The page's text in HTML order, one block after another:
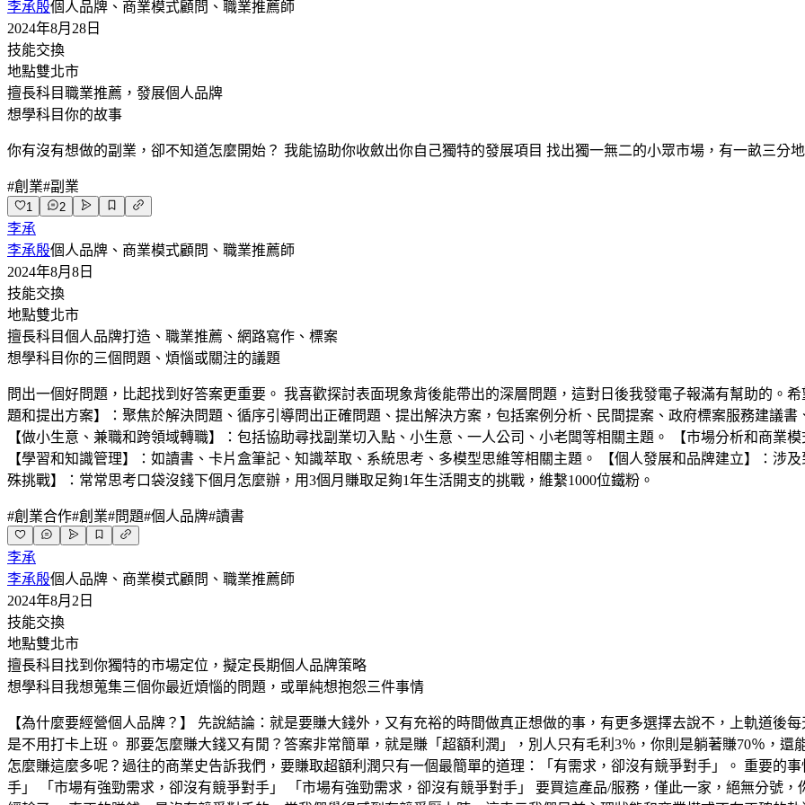
李承殷個人品牌、商業模式顧問、職業推薦師
2024年8月28日
技能交換
地點雙北市
擅長科目職業推薦，發展個人品牌
想學科目你的故事
你有沒有想做的副業，卻不知道怎麼開始？ 我能協助你收斂出你自己獨特的發展項目 找出獨一無二的小眾市場，有一畝三分
#創業#副業
1 2
李承
李承殷個人品牌、商業模式顧問、職業推薦師
2024年8月8日
技能交換
地點雙北市
擅長科目個人品牌打造、職業推薦、網路寫作、標案
想學科目你的三個問題、煩惱或關注的議題
問出一個好問題，比起找到好答案更重要。 我喜歡探討表面現象背後能帶出的深層問題，這對日後我發電子報滿有幫助的。
題和提出方案】：聚焦於解決問題、循序引導問出正確問題、提出解決方案，包括案例分析、民間提案、政府標案服務建議
【做小生意、兼職和跨領域轉職】：包括協助尋找副業切入點、小生意、一人公司、小老闆等相關主題。 【市場分析和商業
【學習和知識管理】：如讀書、卡片盒筆記、知識萃取、系統思考、多模型思維等相關主題。 【個人發展和品牌建立】：涉
殊挑戰】：常常思考口袋沒錢下個月怎麼辦，用3個月賺取足夠1年生活開支的挑戰，維繫1000位鐵粉。
#創業合作#創業#問題#個人品牌#讀書
李承
李承殷個人品牌、商業模式顧問、職業推薦師
2024年8月2日
技能交換
地點雙北市
擅長科目找到你獨特的市場定位，擬定長期個人品牌策略
想學科目我想蒐集三個你最近煩惱的問題，或單純想抱怨三件事情
【為什麼要經營個人品牌？】 先說結論：就是要賺大錢外，又有充裕的時間做真正想做的事，有更多選擇去說不，上軌道後
是不用打卡上班。 那要怎麼賺大錢又有閒？答案非常簡單，就是賺「超額利潤」，別人只有毛利3％，你則是躺著賺70％，
怎麼賺這麼多呢？過往的商業史告訴我們，要賺取超額利潤只有一個最簡單的道理：「有需求，卻沒有競爭對手」。 重要的
手」 「市場有強勁需求，卻沒有競爭對手」 「市場有強勁需求，卻沒有競爭對手」 要買這產品/服務，僅此一家，絕無分號